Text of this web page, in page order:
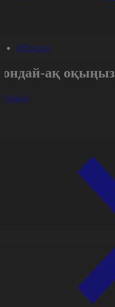
#Портал
ақ оқыңыз